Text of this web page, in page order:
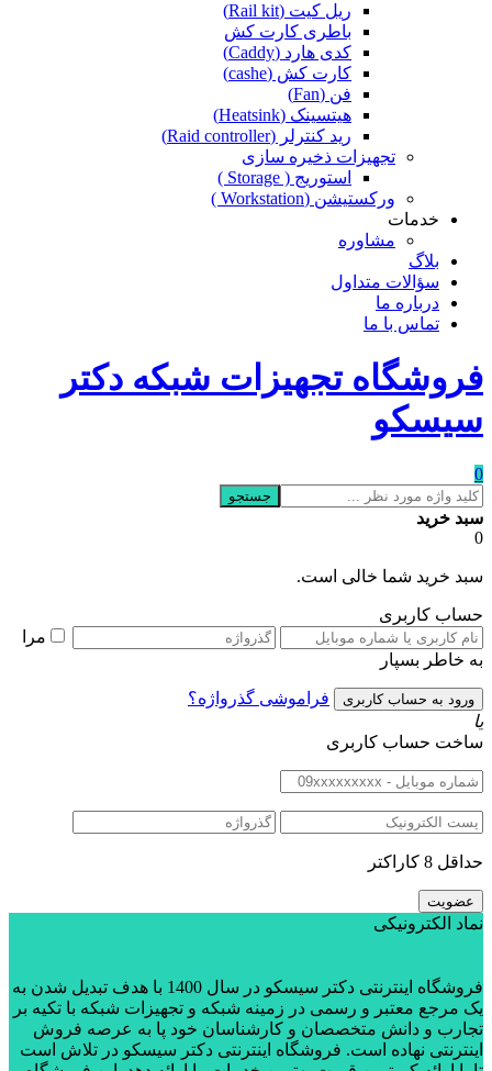
ریل کیت (Rail kit)
باطری کارت کش
کدی هارد (Caddy)
کارت کش (cashe)
فن (Fan)
هیتسینک (Heatsink)
رید کنترلر (Raid controller)
تجهیزات ذخیره سازی
استوریج ( Storage )
ورکستیشن (Workstation )
خدمات
مشاوره
بلاگ
سؤالات متداول
درباره ما
تماس با ما
فروشگاه تجهیزات شبکه دکتر
سیسکو
0
جستجو
سبد خرید
0
سبد خرید شما خالی است.
حساب کاربری
مرا
به خاطر بسپار
فراموشی گذرواژه؟
یا
ساخت حساب کاربری
حداقل 8 کاراکتر
نماد الکترونیکی
فروشگاه اینترنتی دکتر سیسکو در سال 1400 با هدف تبدیل شدن به
یک مرجع معتبر و رسمی در زمینه شبکه و تجهیزات شبکه با تکیه بر
تجارب و دانش متخصصان و کارشناسان خود پا به عرصه فروش
اینترنتی نهاده است. فروشگاه اینترنتی دکتر سیسکو در تلاش است